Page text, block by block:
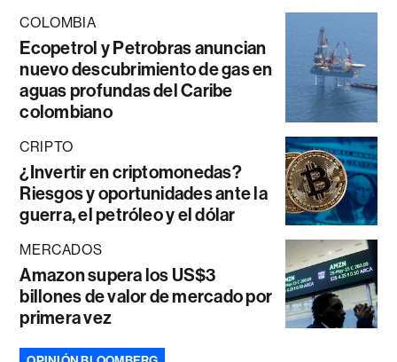
COLOMBIA
Ecopetrol y Petrobras anuncian
nuevo descubrimiento de gas en
aguas profundas del Caribe
colombiano
CRIPTO
¿Invertir en criptomonedas?
Riesgos y oportunidades ante la
guerra, el petróleo y el dólar
MERCADOS
Amazon supera los US$3
billones de valor de mercado por
primera vez